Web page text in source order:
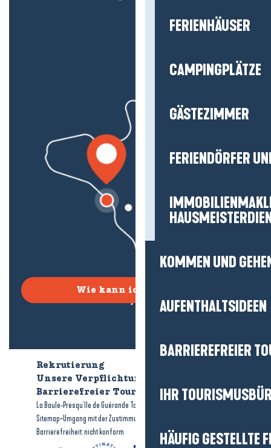
FERIENHÄUSER
CAMPINGPLÄTZE
GÄSTEZIMMER
FERIENDÖRFER
KOMMEN UND
AUFENTHALTSIDEEN
BARRIEREFREIER
IHR
HÄUFIG GESTELLTE
Wie kann ich kommen?
Rekrutierung
Unsere Verpflichtungen
Barrierefreier Tourismus
Broschüren
La Baule-Presqu'île de Guérande Tourismus
Sitemap-Umgang mit der Zustimmung
Barrierefreiheit: nicht konform